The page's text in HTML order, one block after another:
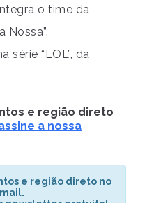
o time da
Nossa”.
série “LOL”, da
e região direto
a nossa
e região direto no